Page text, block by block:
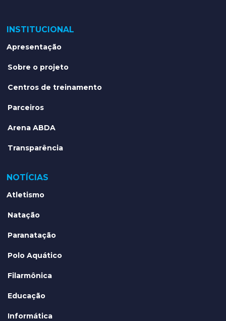
INSTITUCIONAL
Apresentação
Sobre o projeto
Centros de treinamento
Parceiros
Arena ABDA
Transparência
NOTÍCIAS
Atletismo
Natação
Paranatação
Polo Aquático
Filarmônica
Educação
Informática